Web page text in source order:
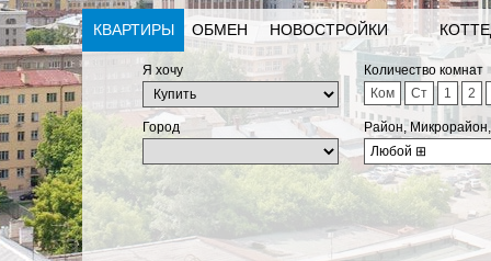
КВАРТИРЫ ОБМЕН НОВОСТРОЙКИ
Я хочу
Количество комнат
Ком
Ст 1 2
Город
Район,
Любой ⊞